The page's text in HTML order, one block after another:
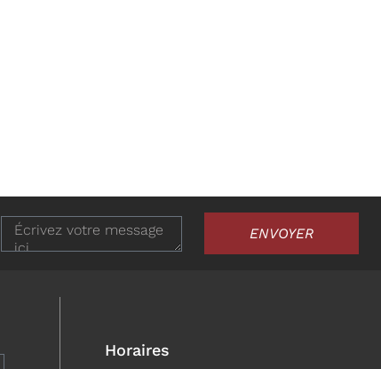
ENVOYER
Horaires